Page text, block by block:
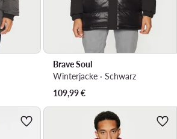
Brave Soul
Winterjacke · Schwarz
109,99€